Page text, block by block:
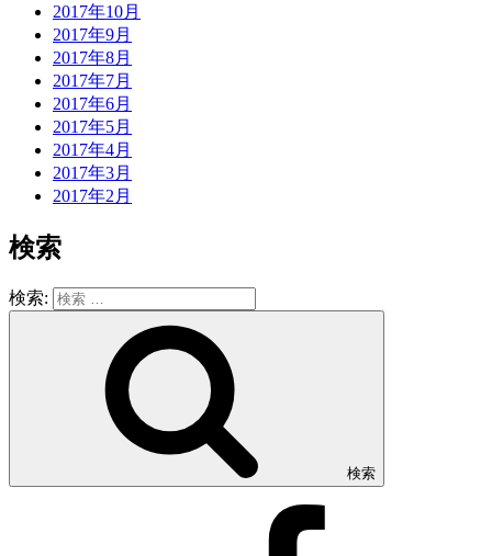
2017年10月
2017年9月
2017年8月
2017年7月
2017年6月
2017年5月
2017年4月
2017年3月
2017年2月
検索
検索:
検索